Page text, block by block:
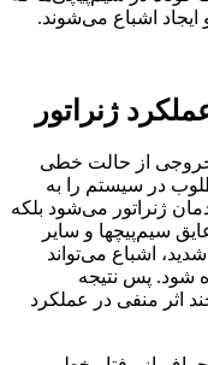
اشباع می‌شوند.
ژنراتور
خروجی از حالت خطی
در سیستم را به
ژنراتور می‌شود بلکه
سیم‌پیچها و سایر
اشباع می‌تواند
شود. پس نتیجه
اثر منفی در عملکرد